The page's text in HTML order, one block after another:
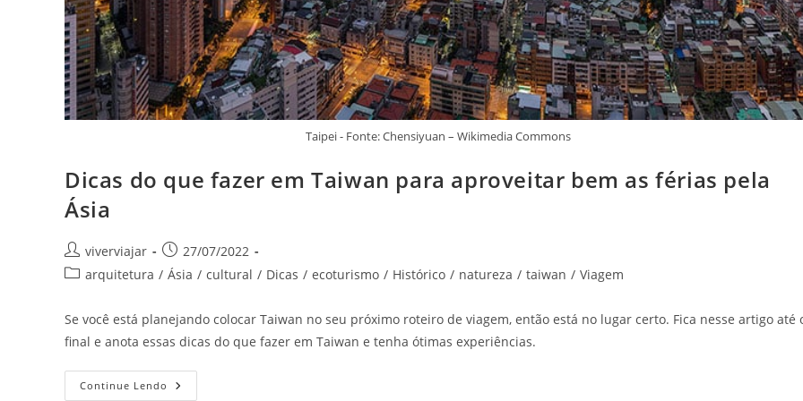
Taipei - Fonte: Chensiyuan – Wikimedia Commons
Dicas do que fazer em Taiwan para aproveitar bem as férias pela
Ásia
Autor
do
viverviajar
Post
publicado:
27/07/2022
Categoria
arquitetura / Ásia / cultural / Dicas / ecoturismo / Histórico / natureza / taiwan / Viagem
Se você está planejando colocar Taiwan no seu próximo roteiro de viagem, então está no lugar certo. Fica nesse artigo até
final e anota essas dicas do que fazer em Taiwan e tenha ótimas experiências.
Continue Lendo Dicas
Do